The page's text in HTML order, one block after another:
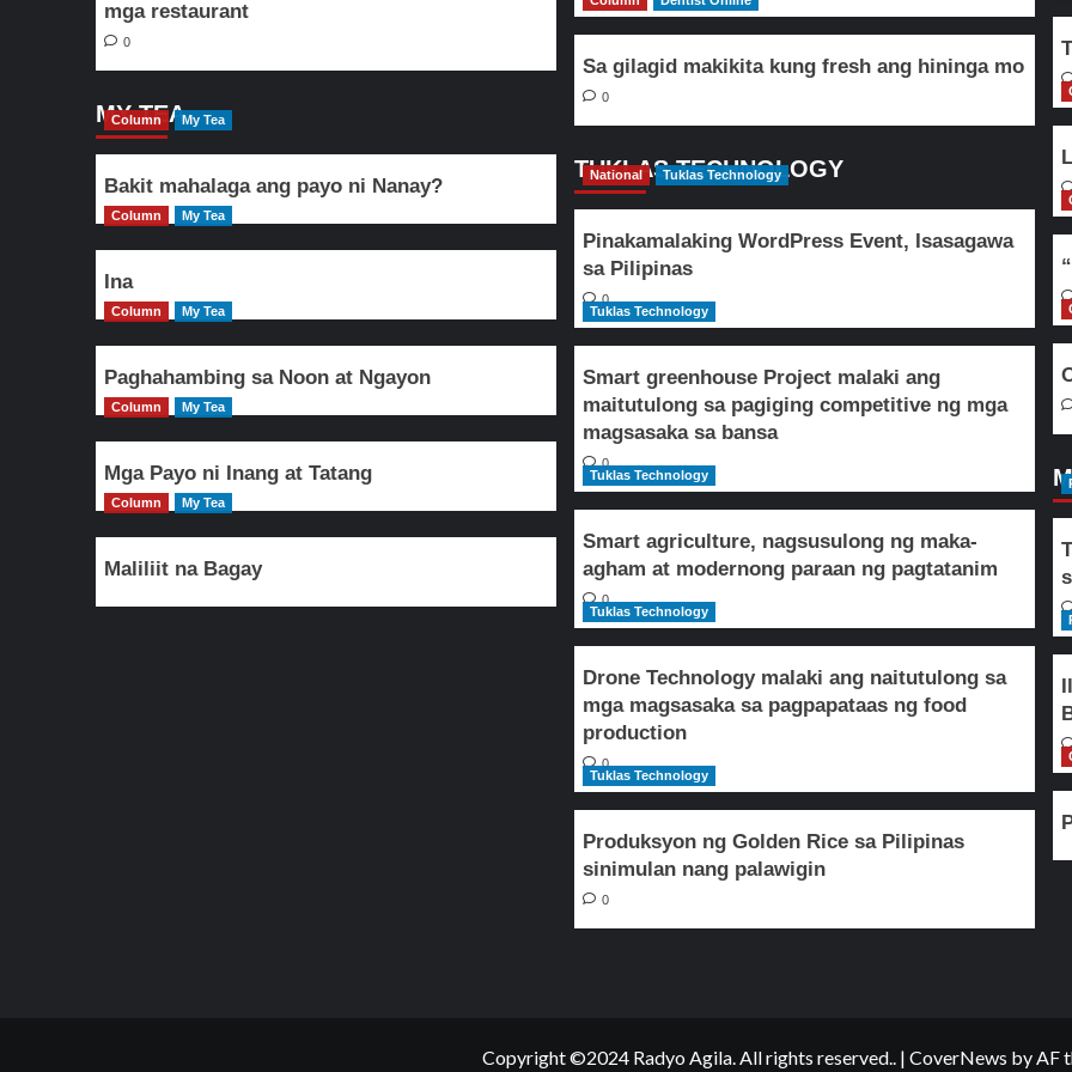
mga restaurant
0
MY TEA
Column My Tea
Bakit mahalaga ang payo ni Nanay?
Column My Tea
Ina
Column My Tea
Paghahambing sa Noon at Ngayon
Column My Tea
Mga Payo ni Inang at Tatang
Column My Tea
Maliliit na Bagay
Sa gilagid makikita kung fresh ang hininga mo
0
TUKLAS TECHNOLOGY
National Tuklas Technology
Pinakamalaking WordPress Event, Isasagawa
sa Pilipinas
0
Tuklas Technology
Smart greenhouse Project malaki ang
maitutulong sa pagiging competitive ng mga
magsasaka sa bansa
0
Tuklas Technology
Smart agriculture, nagsusulong ng maka-
agham at modernong paraan ng pagtatanim
0
Tuklas Technology
Drone Technology malaki ang naitutulong sa
mga magsasaka sa pagpapataas ng food
production
0
Tuklas Technology
Produksyon ng Golden Rice sa Pilipinas
sinimulan nang palawigin
0
Copyright ©2024 Radyo Agila. All rights reserved.. | CoverNews by AF